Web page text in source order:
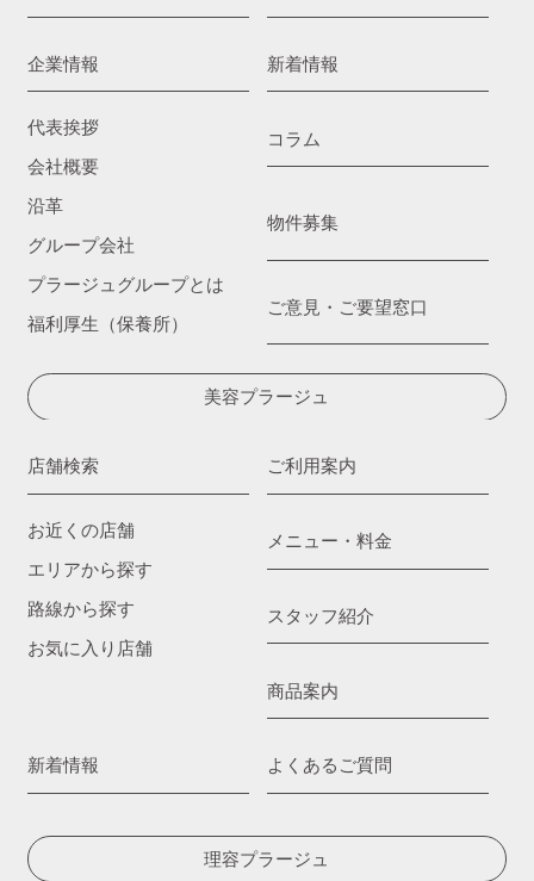
企業情報
代表挨拶
会社概要
沿革
グループ会社
プラージュグループとは
福利厚生（保養所）
新着情報
コラム
物件募集
ご意見・ご要望窓口
美容プラージュ
店舗検索
お近くの店舗
エリアから探す
路線から探す
お気に入り店舗
ご利用案内
メニュー・料金
スタッフ紹介
商品案内
新着情報 よくあるご質問
理容プラージュ